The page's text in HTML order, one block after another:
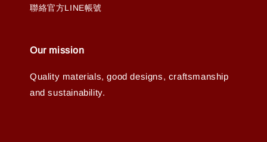
聯絡官方LINE帳號
Our mission
Quality materials, good designs, craftsmanship
and sustainability.